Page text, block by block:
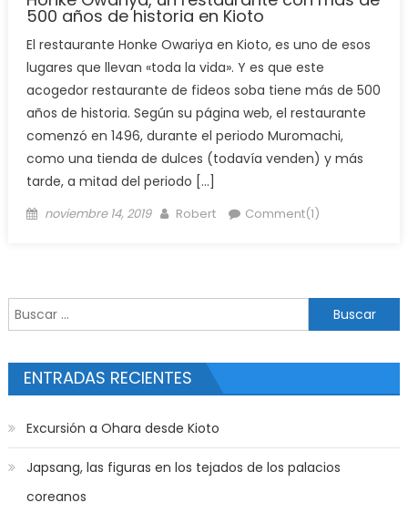
500 años de historia en Kioto
El restaurante Honke Owariya en Kioto, es uno de esos
lugares que llevan «toda la vida». Y es que este
acogedor restaurante de fideos soba tiene más de 500
años de historia. Según su página web, el restaurante
comenzó en 1496, durante el periodo Muromachi,
como una tienda de dulces (todavía venden) y más
tarde, a mitad del periodo […]
Posted
noviembre 14, 2019 Author
Robert Comment(1)
Buscar:
ENTRADAS RECIENTES
Excursión a Ohara desde Kioto
Japsang, las figuras en los tejados de los palacios
coreanos